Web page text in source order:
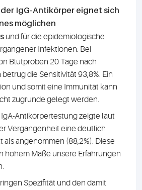
IgG-Antikörper eignet sich
möglichen
und für die epidemiologische
Infektionen. Bei
Blutproben 20 Tage nach
die Sensitivität 93,8%. Ein
und somit eine Immunität kann
zugrunde gelegt werden.
Antikörpertestung zeigte laut
Vergangenheit eine deutlich
als angenommen (88,2%). Diese
hohem Maße unsere Erfahrungen
Spezifität und den damit